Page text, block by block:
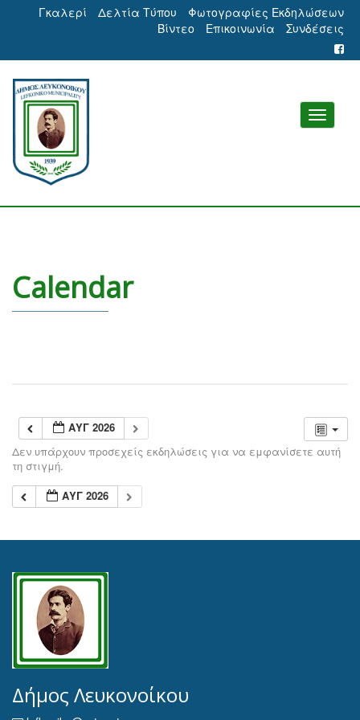
Γκαλερί Δελτία Τύπου
Φωτογραφίες Εκδηλώσεων
Βίντεο
Επικοινωνία Συνδέσεις
Calendar
ΑΥΓ 2026
Δεν υπάρχουν προσεχείς εκδηλώσεις για να εμφανίσετε αυτή
τη στιγμή.
ΑΥΓ 2026
Δήμος Λευκονοίκου